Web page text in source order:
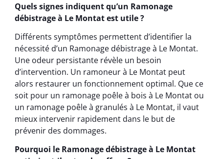
Quels signes indiquent qu’un Ramonage
débistrage à Le Montat est utile ?
Différents symptômes permettent d’identifier la
nécessité d’un Ramonage débistrage à Le Montat.
Une odeur persistante révèle un besoin
d’intervention. Un ramoneur à Le Montat peut
alors restaurer un fonctionnement optimal. Que ce
soit pour un ramonage poêle à bois à Le Montat ou
un ramonage poêle à granulés à Le Montat, il vaut
mieux intervenir rapidement dans le but de
prévenir des dommages.
Pourquoi le Ramonage débistrage à Le Montat